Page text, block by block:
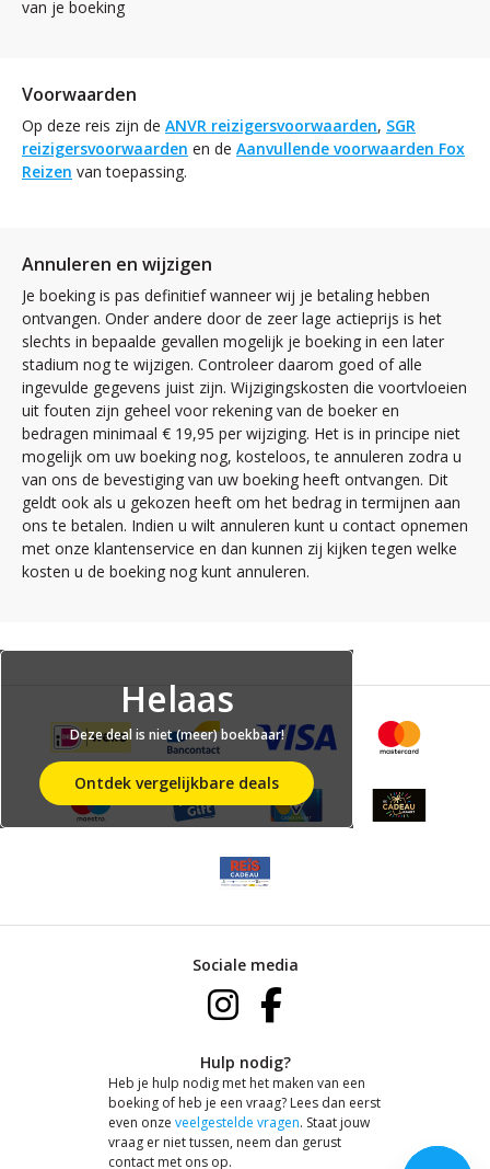
van je boeking
Voorwaarden
Op deze reis zijn de ANVR reizigersvoorwaarden, SGR
reizigersvoorwaarden en de Aanvullende voorwaarden Fox
Reizen van toepassing.
Annuleren en wijzigen
Je boeking is pas definitief wanneer wij je betaling hebben
ontvangen. Onder andere door de zeer lage actieprijs is het
slechts in bepaalde gevallen mogelijk je boeking in een later
stadium nog te wijzigen. Controleer daarom goed of alle
ingevulde gegevens juist zijn. Wijzigingskosten die voortvloeien
uit fouten zijn geheel voor rekening van de boeker en
bedragen minimaal € 19,95 per wijziging. Het is in principe niet
mogelijk om uw boeking nog, kosteloos, te annuleren zodra u
van ons de bevestiging van uw boeking heeft ontvangen. Dit
geldt ook als u gekozen heeft om het bedrag in termijnen aan
ons te betalen. Indien u wilt annuleren kunt u contact opnemen
met onze klantenservice en dan kunnen zij kijken tegen welke
kosten u de boeking nog kunt annuleren.
Helaas
Deze deal is niet (meer) boekbaar!
Ontdek vergelijkbare deals
Sociale media
Hulp nodig?
Heb je hulp nodig met het maken van een
boeking of heb je een vraag? Lees dan eerst
even onze veelgestelde vragen. Staat jouw
vraag er niet tussen, neem dan gerust
contact met ons op.